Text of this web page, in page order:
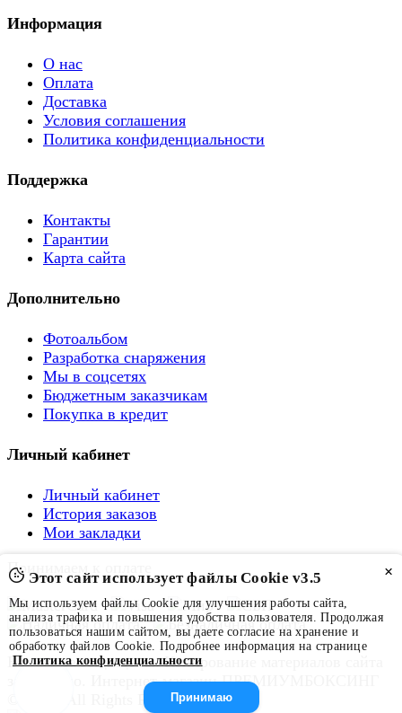
Информация
О нас
Оплата
Доставка
Условия соглашения
Политика конфиденциальности
Поддержка
Контакты
Гарантии
Карта сайта
Дополнительно
Фотоальбом
Разработка снаряжения
Мы в соцсетях
Бюджетным заказчикам
Покупка в кредит
Личный кабинет
Личный кабинет
История заказов
Мои закладки
Принимаем к оплате
Все права защищены. Копирование материалов сайта
запрещено. Интернет-магазин ПРЕМИУМБОКСИНГ
© 2026. All Rights Reserved.
×
Этот сайт использует файлы Cookie v3.5
Мы используем файлы Cookie для улучшения работы сайта,
анализа трафика и повышения удобства пользователя. Продолжая
пользоваться нашим сайтом, вы даете согласие на хранение и
обработку файлов Cookie. Подробнее информация на странице
Политика конфиденциальности
Принимаю